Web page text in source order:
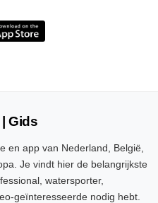
Gids
en app van Nederland, België,
Je vindt hier de belangrijkste
watersporter,
geïnteresseerde nodig hebt.